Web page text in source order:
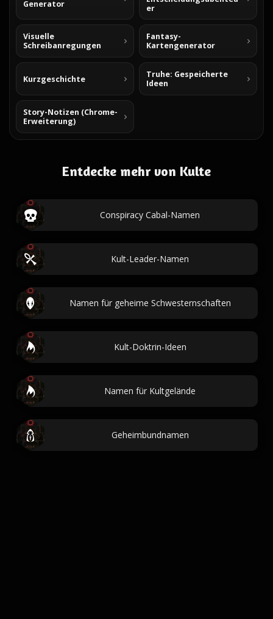
Generator
er
Visuelle
Schreibanregungen
Fantasy-
Kartengenerator
Kurzgeschichte
Truhe: Gespeicherte
Ideen
Story-Notizen (Chrome-
Erweiterung)
Entdecke mehr von Kulte
Conspiracy Cabal-Namen
Kult-Leader-Namen
Namen für geheime Schwesternschaften
Kult-Doktrin-Ideen
Namen für Kultgelände
Geheimbundnamen